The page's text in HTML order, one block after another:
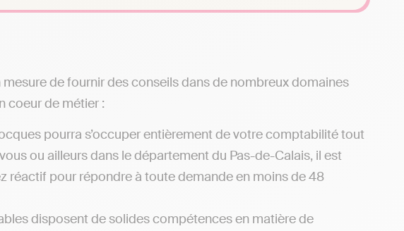
de fournir des conseils dans de nombreux domaines
coeur de métier :
pourra s’occuper entièrement de votre comptabilité tout
ou ailleurs dans le département du Pas-de-Calais, il est
réactif pour répondre à toute demande en moins de 48
disposent de solides compétences en matière de